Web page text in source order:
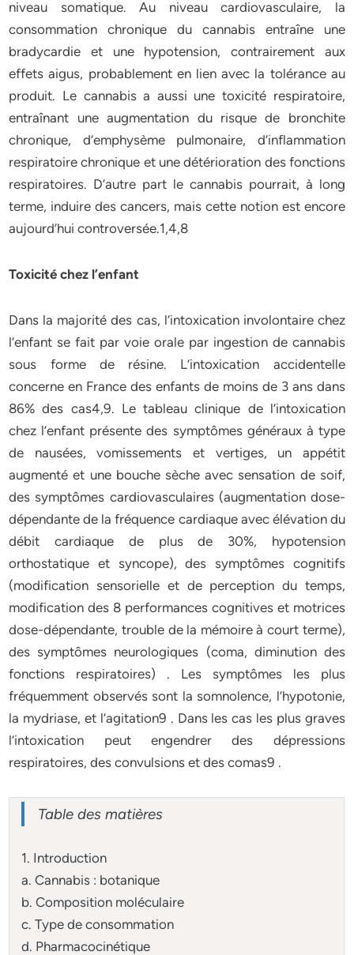
niveau somatique. Au niveau cardiovasculaire, la
consommation chronique du cannabis entraîne une
bradycardie et une hypotension, contrairement aux
effets aigus, probablement en lien avec la tolérance au
produit. Le cannabis a aussi une toxicité respiratoire,
entraînant une augmentation du risque de bronchite
chronique, d’emphysème pulmonaire, d’inflammation
respiratoire chronique et une détérioration des fonctions
respiratoires. D’autre part le cannabis pourrait, à long
terme, induire des cancers, mais cette notion est encore
aujourd’hui controversée.1,4,8
Toxicité chez l’enfant
Dans la majorité des cas, l’intoxication involontaire chez
l’enfant se fait par voie orale par ingestion de cannabis
sous forme de résine. L’intoxication accidentelle
concerne en France des enfants de moins de 3 ans dans
86% des cas4,9. Le tableau clinique de l’intoxication
chez l’enfant présente des symptômes généraux à type
de nausées, vomissements et vertiges, un appétit
augmenté et une bouche sèche avec sensation de soif,
des symptômes cardiovasculaires (augmentation dose-
dépendante de la fréquence cardiaque avec élévation du
débit cardiaque de plus de 30%, hypotension
orthostatique et syncope), des symptômes cognitifs
(modification sensorielle et de perception du temps,
modification des 8 performances cognitives et motrices
dose-dépendante, trouble de la mémoire à court terme),
des symptômes neurologiques (coma, diminution des
fonctions respiratoires) . Les symptômes les plus
fréquemment observés sont la somnolence, l’hypotonie,
la mydriase, et l’agitation9 . Dans les cas les plus graves
l’intoxication peut engendrer des dépressions
respiratoires, des convulsions et des comas9 .
Table des matières
1. Introduction
a. Cannabis : botanique
b. Composition moléculaire
c. Type de consommation
d. Pharmacocinétique